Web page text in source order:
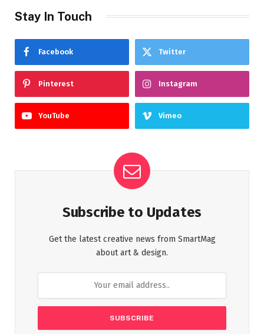
Stay In Touch
Facebook Twitter
Pinterest Instagram
YouTube Vimeo
Subscribe to Updates
Get the latest creative news from SmartMag
about art & design.